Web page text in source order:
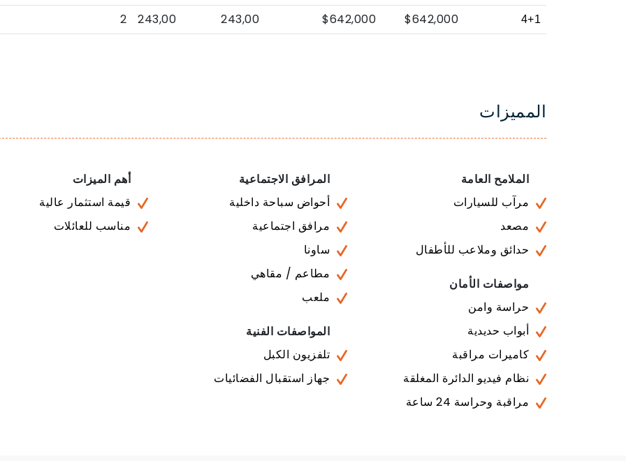
4+1
$642,000
$642,000
243,00
243,00
2
المميزات
الملامح العامة
مرآب للسيارات
مصعد
حدائق وملاعب للأطفال
مواصفات الأمان
حراسة وامن
أبواب حديدية
كاميرات مراقبة
نظام فيديو الدائرة المغلقة
مراقبة وحراسة 24 ساعة
المرافق الاجتماعية
أحواض سباحة داخلية
مرافق اجتماعية
ساونا
مطاعم / مقاهي
ملعب
المواصفات الفنية
تلفزيون الكبل
جهاز استقبال الفضائيات
أهم الميزات
قيمة استثمار عالية
مناسب للعائلات